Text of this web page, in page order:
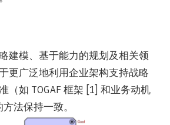
建模、基于能力的规划及相关领
更广泛地利用企业架构支持战略
（如 TOGAF 框架 [1] 和业务动机
法保持一致。